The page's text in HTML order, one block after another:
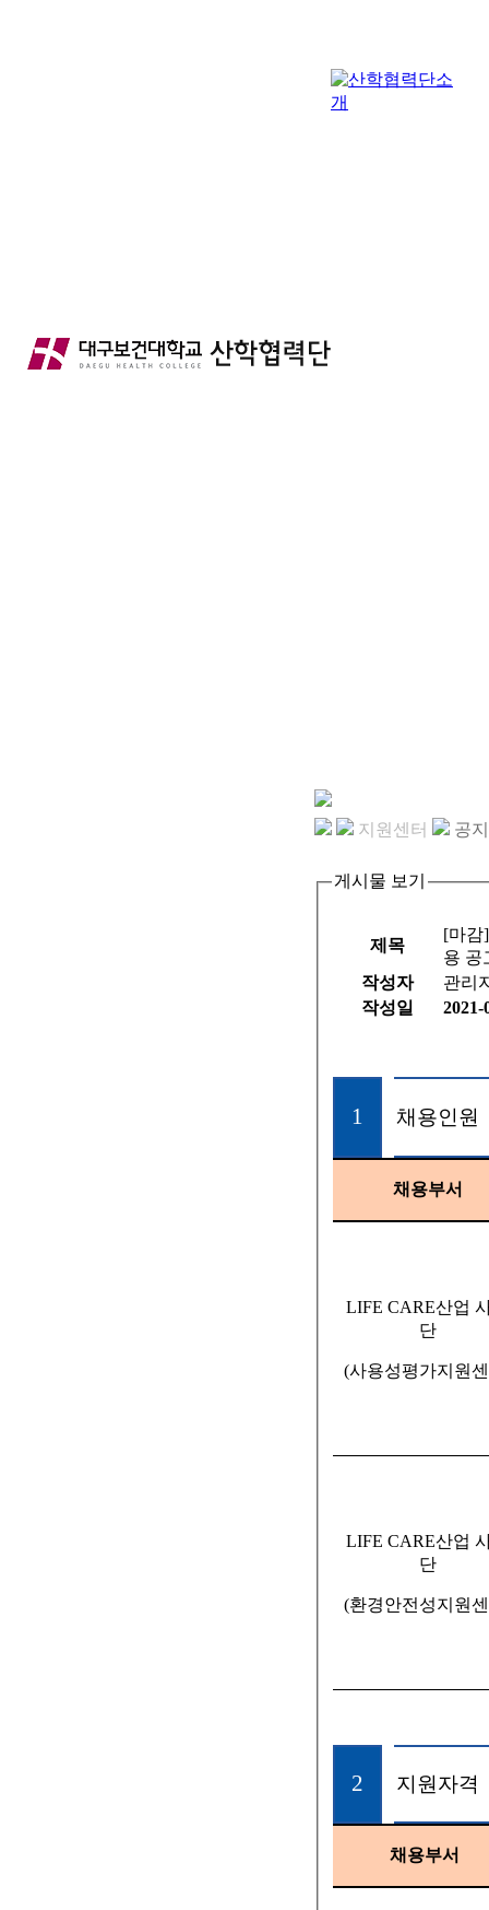
지원센터 공
게시물 보기
제목
[마감
용 공
작성자
관리
작성일
2021-
1 채용인원
채용부서
LIFE CARE산업
단
(사용성평가지원
LIFE CARE산업
단
(환경안전성지원
2 지원자격
채용부서